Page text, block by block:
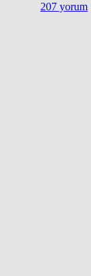
207 yorum